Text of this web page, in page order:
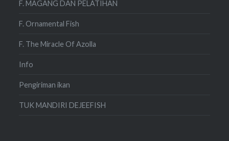
F. MAGANG DAN PELATIHAN
F. Ornamental Fish
F. The Miracle Of Azolla
Info
Pengiriman ikan
TUK MANDIRI DEJEEFISH